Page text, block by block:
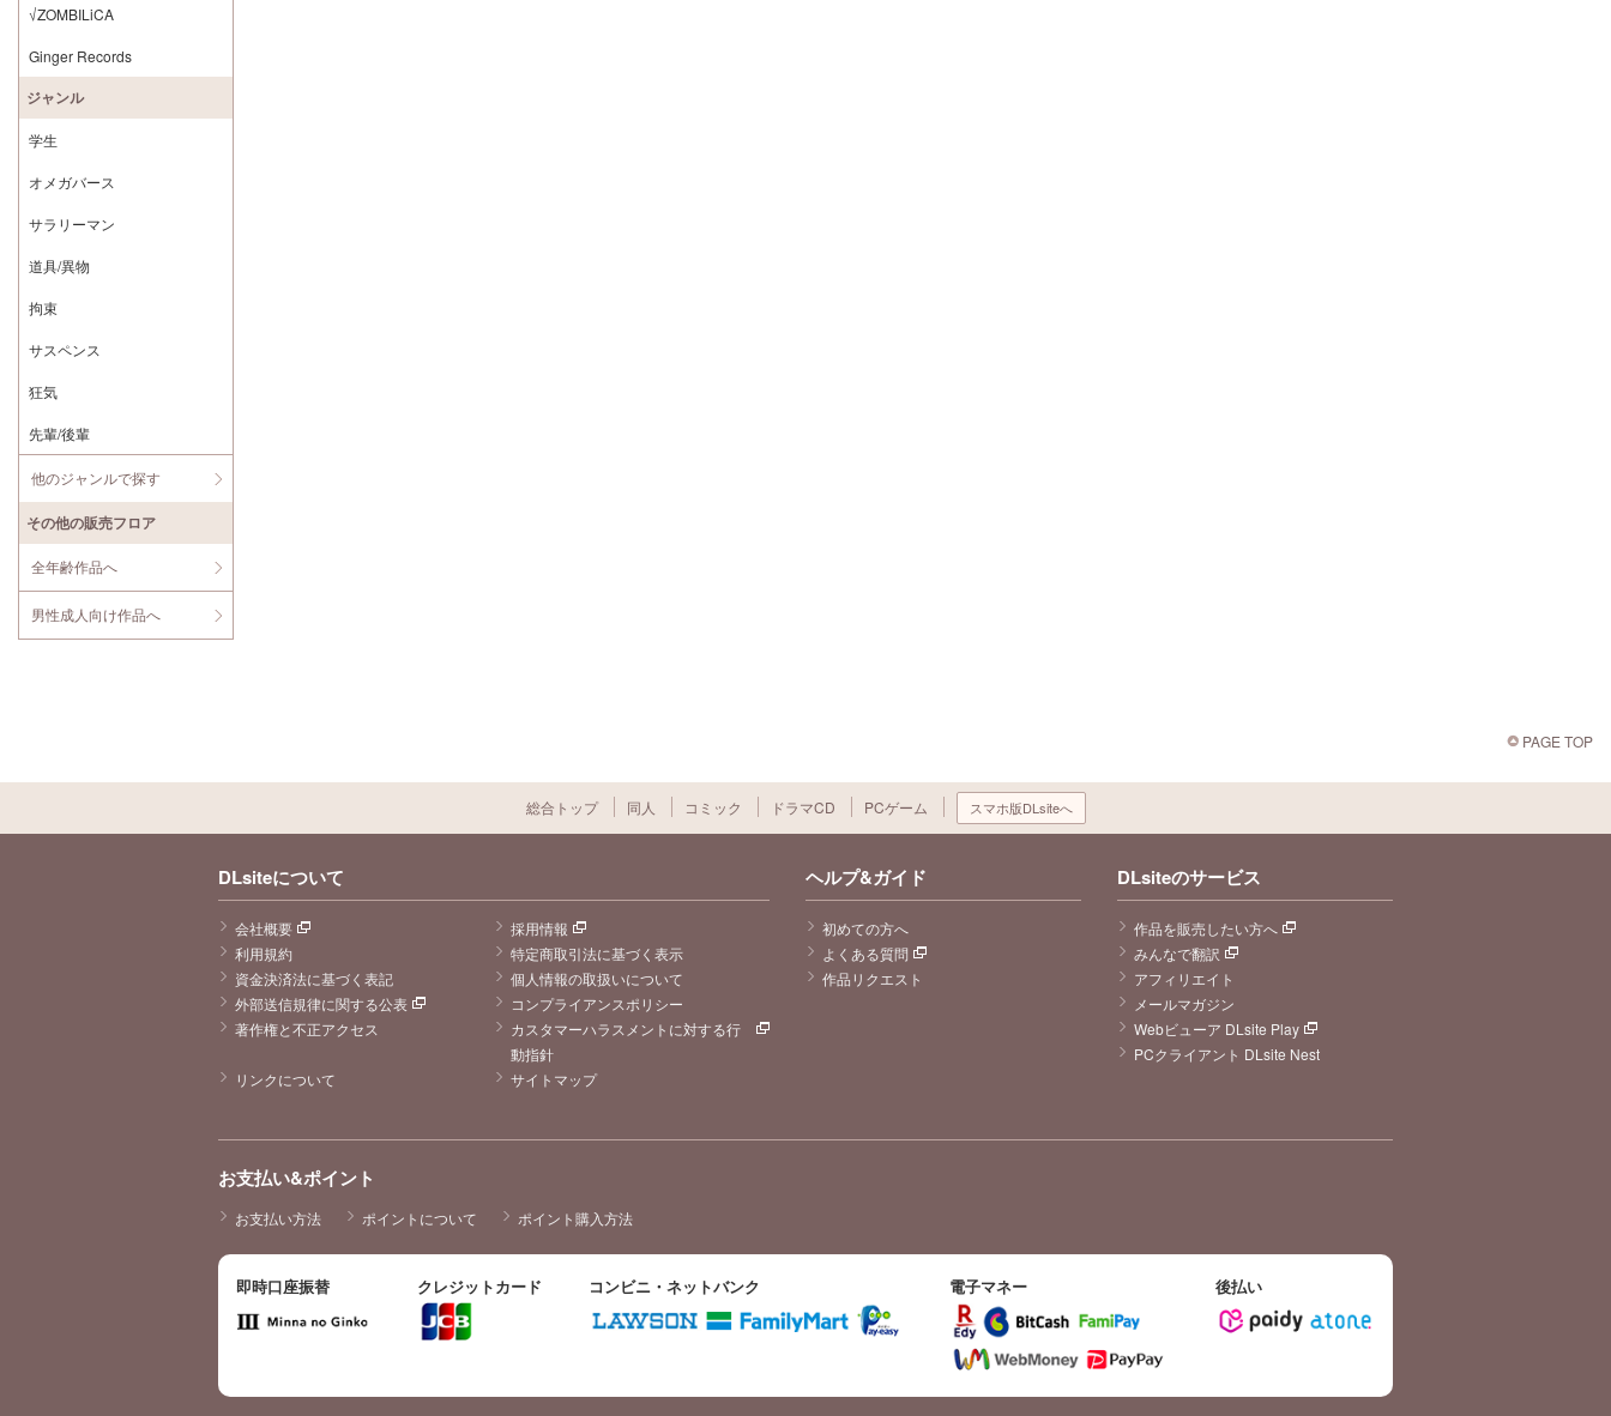
√ZOMBILiCA
Ginger Records
ジャンル
学生
オメガバース
サラリーマン
道具/異物
拘束
サスペンス
狂気
先輩/後輩
他のジャンルで探す
その他の販売フロア
全年齢作品へ
男性成人向け作品へ
PAGE TOP
総合トップ 同人 コミック ドラマCD PCゲーム スマホ版DLsiteへ
DLsiteについて
会社概要
採用情報
利用規約
特定商取引法に基づく表示
資金決済法に基づく表記
個人情報の取扱いについて
外部送信規律に関する公表
コンプライアンスポリシー
著作権と不正アクセス
カスタマーハラスメントに対する行
動指針
リンクについて
サイトマップ
ヘルプ&ガイド
初めての方へ
よくある質問
作品リクエスト
DLsiteのサービス
作品を販売したい方へ
みんなで翻訳
アフィリエイト
メールマガジン
Webビューア DLsite Play
PCクライアント DLsite Nest
お支払い&ポイント
お支払い方法 ポイントについて ポイント購入方法
即時口座振替 クレジットカード コンビニ・ネットバンク 電子マネー 後払い